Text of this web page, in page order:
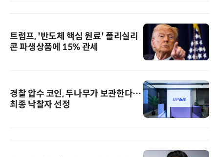
트럼프, '반도체 핵심 원료' 폴리실리
콘 파생상품에 15% 관세
경찰 압수 코인, 두나무가 보관한다…
최종 낙찰자 선정